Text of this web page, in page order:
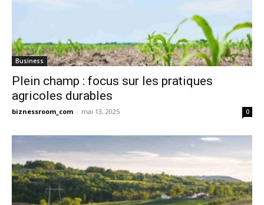
Business
Plein champ : focus sur les pratiques
agricoles durables
biznessroom_com - mai 13, 2025 0